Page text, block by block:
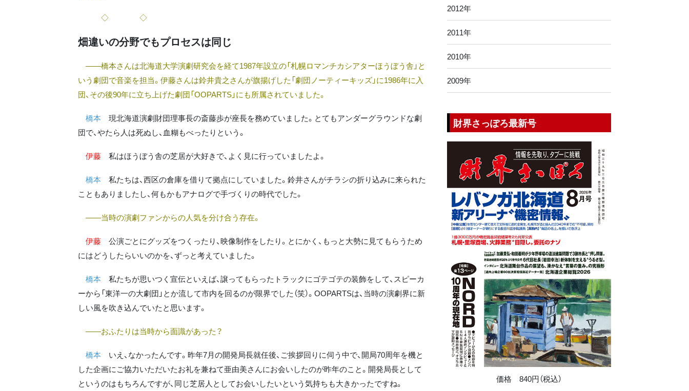
◇ ◇
畑違いの分野でもプロセスは同じ
――橋本さんは北海道大学演劇研究会を経て1987年設立の「札幌ロマンチカシアターほうぼう舎」と
いう劇団で音楽を担当。伊藤さんは鈴井貴之さんが旗揚げした「劇団ノーティーキッズ」に1986年に入
団、その後90年に立ち上げた劇団「OOPARTS」にも所属されていました。
橋本 現北海道演劇財団理事長の斎藤歩が座長を務めていました。とてもアンダーグラウンドな劇
団で、やたら人は死ぬし、血糊もべったりという。
伊藤 私はほうぼう舎の芝居が大好きで、よく見に行っていましたよ。
橋本 私たちは、西区の倉庫を借りて拠点にしていました。鈴井さんがチラシの折り込みに来られた
こともありましたし、何もかもアナログで手づくりの時代でした。
――当時の演劇ファンからの人気を分け合う存在。
伊藤 公演ごとにグッズをつくったり、映像制作をしたり。とにかく、もっと大勢に見てもらうため
にはどうしたらいいのかを、ずっと考えていました。
橋本 私たちが思いつく宣伝といえば、譲ってもらったトラックにゴテゴテの装飾をして、スピーカ
ーから「東洋一の大劇団」とか流して市内を回るのが限界でした（笑）。OOPARTSは、当時の演劇界に新
しい風を吹き込んでいたと思います。
――おふたりは当時から面識があった？
橋本 いえ、なかったんです。昨年7月の開発局長就任後、ご挨拶回りに伺う中で、開局70周年を機と
した企画にご協力いただいたお礼を兼ねて亜由美さんにお会いしたのが昨年のこと。開発局長として
というのはもちろんですが、同じ芝居人としてお会いしたいという気持ちも大きかったですね。
2012年
2011年
2010年
2009年
財界さっぽろ最新号
価格 840円（税込）